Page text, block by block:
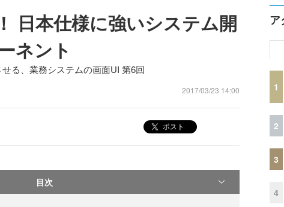
日本仕様に強いシステム開
ネント
る、業務システムの画面UI 第6回
2017/03/23 14:00
ポスト
目次
ア
1
2
3
4